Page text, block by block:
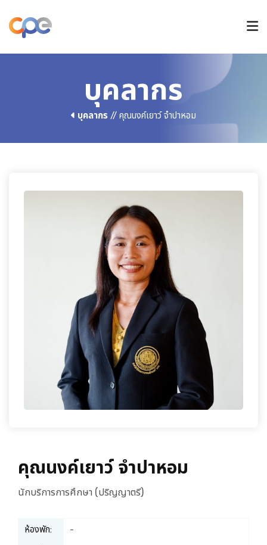
หลักสูตรบัณฑิตศึกษา
บุคลากร
บุคลากร // คุณนงค์เยาว์ จำปาหอม
คุณนงค์เยาว์ จำปาหอม
นักบริการการศึกษา (ปริญญาตรี)
ห้องพัก:
-